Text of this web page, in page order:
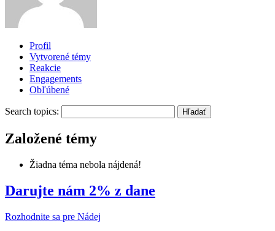
Profil
Vytvorené témy
Reakcie
Engagements
Obľúbené
Search topics:
Založené témy
Žiadna téma nebola nájdená!
Darujte nám 2% z dane
Rozhodnite sa pre Nádej